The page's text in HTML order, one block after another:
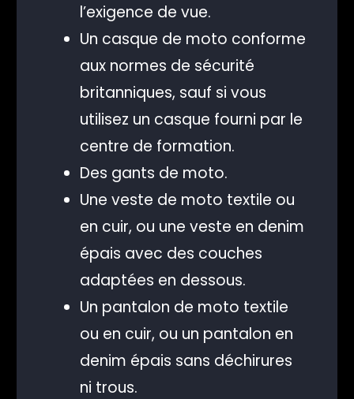
l’exigence de vue.
Un casque de moto conforme
aux normes de sécurité
britanniques, sauf si vous
utilisez un casque fourni par le
centre de formation.
Des gants de moto.
Une veste de moto textile ou
en cuir, ou une veste en denim
épais avec des couches
adaptées en dessous.
Un pantalon de moto textile
ou en cuir, ou un pantalon en
denim épais sans déchirures
ni trous.